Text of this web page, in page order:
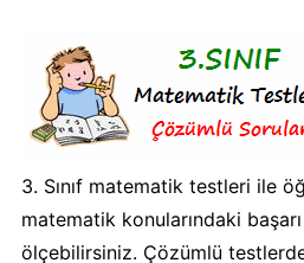
3. Sınıf matematik testleri ile
matematik konularındaki
ölçebilirsiniz. Çözümlü